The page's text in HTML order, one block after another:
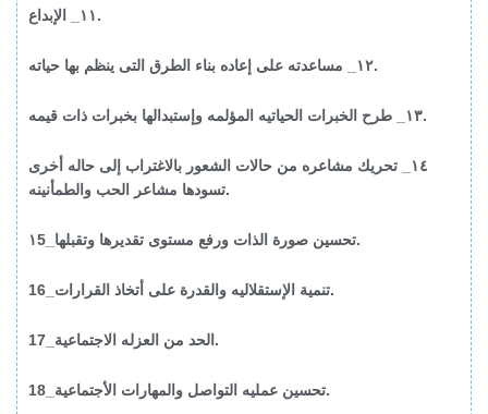
١١_ الإبداع.
١٢_ مساعدته على إعاده بناء الطرق التى ينظم بها حياته.
١٣_ طرح الخبرات الحياتيه المؤلمه وإستبدالها بخبرات ذات قيمه.
١٤_ تحريك مشاعره من حالات الشعور بالاغتراب إلى حاله أخرى
تسودها مشاعر الحب والطمأنينه.
١5_تحسين صورة الذات ورفع مستوى تقديرها وتقبلها.
16_تنمية الإستقلاليه والقدرة على أتخاذ القرارات.
17_الحد من العزله الاجتماعية.
18_تحسين عمليه التواصل والمهارات الأجتماعية.